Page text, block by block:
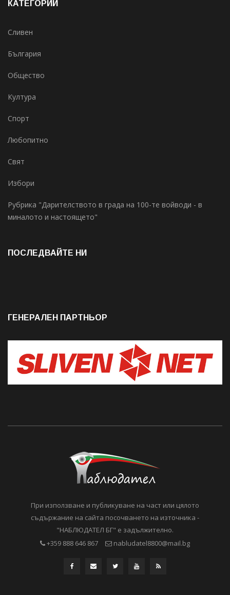
КАТЕГОРИИ
Сливен
България
Общество
Култура
Спорт
Любопитно
Свят
Избори
Рубрика "Дарителството в града на 100-те войводи - в
миналото и настоящето"
ПОСЛЕДВАЙТЕ НИ
ГЕНЕРАЛЕН ПАРТНЬОР
При използване и публикуване на част или цялото
съдържание на сайта посочването на източника -
"НАБЛЮДАТЕЛ БГ" е задължително.
+359 888 646 867
nabludatel8800@mail.bg